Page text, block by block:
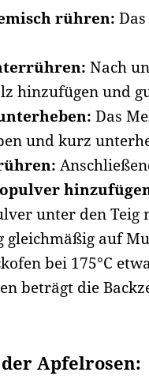
rühren:
Nach
hinzufügen und
Das
und kurz
unter den Teig
gleichmäßig auf
bei 175°C
beträgt die
Apfelrosen: